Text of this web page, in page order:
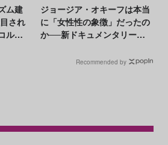
ム建
され
ルビ
ジョージア・オキーフは本当
に「女性性の象徴」だったの
か──新ドキュメンタリーが
Recommended by